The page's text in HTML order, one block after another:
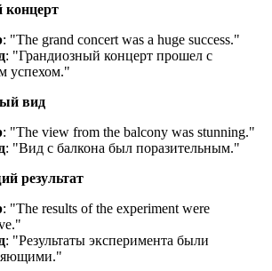
концерт
: "The grand concert was a huge success."
: "Грандиозный концерт прошел с
успехом."
вид
: "The view from the balcony was stunning."
: "Вид с балкона был поразительным."
результат
: "The results of the experiment were
"
: "Результаты эксперимента были